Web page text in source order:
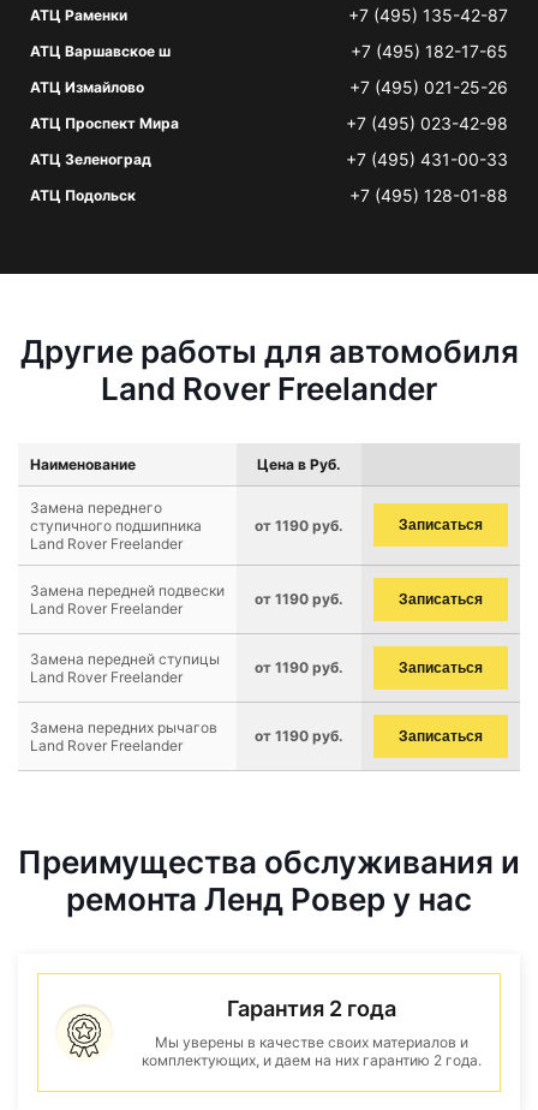
АТЦ Раменки +7 (495) 135-42-87
АТЦ Варшавское ш +7 (495) 182-17-65
АТЦ Измайлово +7 (495) 021-25-26
АТЦ Проспект Мира +7 (495) 023-42-98
АТЦ Зеленоград +7 (495) 431-00-33
АТЦ Подольск +7 (495) 128-01-88
Другие работы для автомобиля
Land Rover Freelander
Наименование Цена в Руб.
Замена переднего
ступичного подшипника
Land Rover Freelander
от 1190 руб. Записаться
Замена передней подвески
Land Rover Freelander
от 1190 руб. Записаться
Замена передней ступицы
Land Rover Freelander
от 1190 руб. Записаться
Замена передних рычагов
Land Rover Freelander
от 1190 руб. Записаться
Преимущества обслуживания и
ремонта Ленд Ровер у нас
Гарантия 2 года
Мы уверены в качестве своих материалов и
комплектующих, и даем на них гарантию 2 года.